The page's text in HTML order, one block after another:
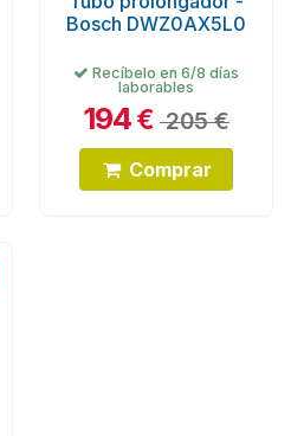
Bosch DWZ0AX5L0
Recíbelo en 6/8 días
laborables
194€ 205 €
Comprar